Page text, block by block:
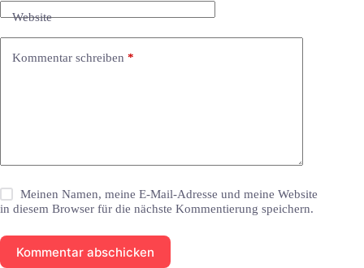
Website
Kommentar schreiben *
Meinen Namen, meine E-Mail-Adresse und meine Website
in diesem Browser für die nächste Kommentierung speichern.
Kommentar abschicken